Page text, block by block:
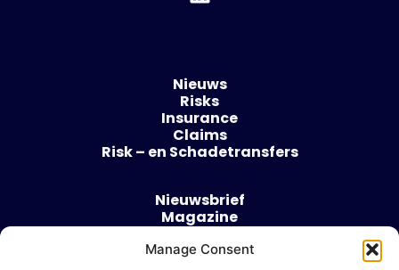
Manage Consent
Nieuws
Risks
Insurance
Claims
Risk – en Schadetransfers
Nieuwsbrief
Magazine
Over